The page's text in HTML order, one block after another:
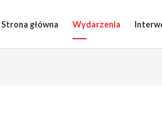
Strona główna Wydarzenia